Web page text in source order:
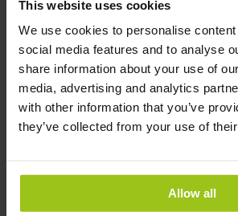
This website uses cookies
We use cookies to personalise
social media features and to analyse
share information about your use of
media, advertising and analytics
with other information that you’ve
they’ve collected from your use of
Allow all
importante para a saúde intestinal,
produção de amoníaco no trato
Aloé Vera
tem sido
facilitar a digestão. Pesquisas
vera também reduz a estomatite
é tradicionalmente